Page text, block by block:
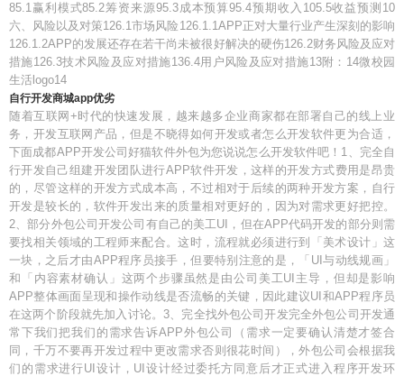
85.1赢利模式85.2筹资来源95.3成本预算95.4预期收入105.5收益预测10
六、风险以及对策126.1市场风险126.1.1APP正对大量行业产生深刻的影响
126.1.2APP的发展还存在若干尚未被很好解决的硬伤126.2财务风险及应对
措施126.3技术风险及应对措施136.4用户风险及应对措施13附：14微校园
生活logo14
自行开发商城app优劣
随着互联网+时代的快速发展，越来越多企业商家都在部署自己的线上业
务，开发互联网产品，但是不晓得如何开发或者怎么开发软件更为合适，
下面成都APP开发公司好猫软件外包为您说说怎么开发软件吧！1、完全自
行开发自己组建开发团队进行APP软件开发，这样的开发方式费用是昂贵
的，尽管这样的开发方式成本高，不过相对于后续的两种开发方案，自行
开发是较长的，软件开发出来的质量相对更好的，因为对需求更好把控。
2、部分外包公司开发公司有自己的美工UI，但在APP代码开发的部分则需
要找相关领域的工程师来配合。这时，流程就必须进行到「美术设计」这
一块，之后才由APP程序员接手，但要特别注意的是，「UI与动线规画」
和「内容素材确认」这两个步骤虽然是由公司美工UI主导，但却是影响
APP整体画面呈现和操作动线是否流畅的关键，因此建议UI和APP程序员
在这两个阶段就先加入讨论。3、完全找外包公司开发完全外包公司开发通
常下我们把我们的需求告诉APP外包公司（需求一定要确认清楚才签合
同，千万不要再开发过程中更改需求否则很花时间），外包公司会根据我
们的需求进行UI设计，UI设计经过委托方同意后才正式进入程序开发环